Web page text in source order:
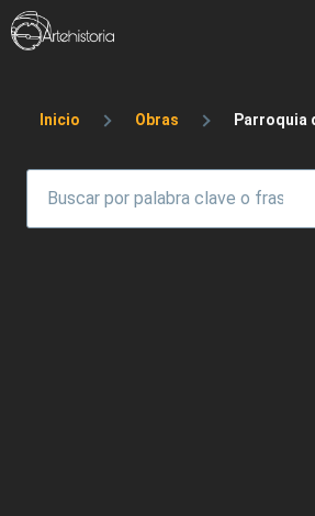
Pasar al contenido principal
Sobrescribir enlaces
Inicio Obras Parroquia